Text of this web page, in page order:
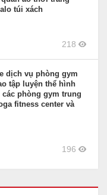
túi xách
218
dịch vụ phòng gym
tập luyện thể hình
phòng gym trung
fitness center và
196